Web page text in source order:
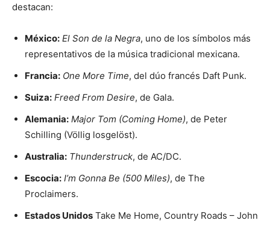
destacan:
México: El Son de la Negra, uno de los símbolos más
representativos de la música tradicional mexicana.
Francia: One More Time, del dúo francés Daft Punk.
Suiza: Freed From Desire, de Gala.
Alemania: Major Tom (Coming Home), de Peter
Schilling (Völlig losgelöst).
Australia: Thunderstruck, de AC/DC.
Escocia: I’m Gonna Be (500 Miles), de The
Proclaimers.
Estados Unidos Take Me Home, Country Roads – John